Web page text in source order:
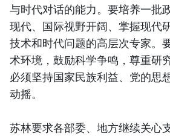
与时代对话的能力。要培养一批
现代、国际视野开阔、掌握现代
技术和时代问题的高层次专家。
术环境，鼓励科学争鸣，尊重研
必须坚持国家民族利益、党的思
动摇。
苏林要求各部委、地方继续关心